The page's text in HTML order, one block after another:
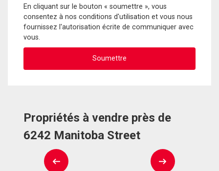
En cliquant sur le bouton « soumettre », vous
consentez à nos conditions d'utilisation et vous nous
fournissez l'autorisation écrite de communiquer avec
vous.
Propriétés à vendre près de
6242 Manitoba Street